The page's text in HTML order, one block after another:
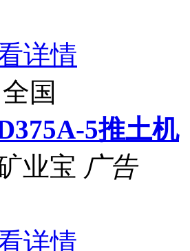
详情
全国
5推土机
业宝 广告
详情